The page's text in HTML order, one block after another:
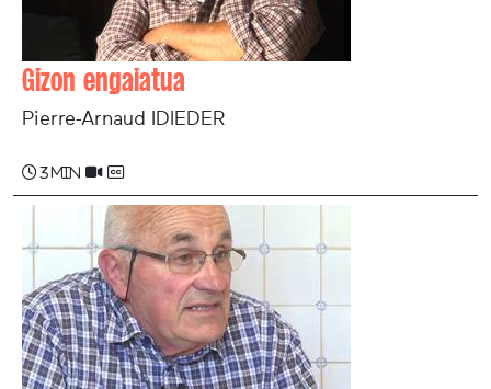
Gizon engaiatua
Pierre-Arnaud IDIEDER
3 min